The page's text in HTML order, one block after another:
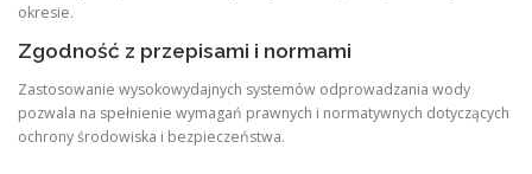
okresie.
Zgodność z przepisami i normami
Zastosowanie wysokowydajnych systemów odprowadzania wody
pozwala na spełnienie wymagań prawnych i normatywnych dotyczących
ochrony środowiska i bezpieczeństwa.